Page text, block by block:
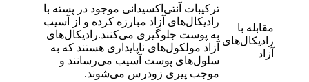
مقابله با
رادیکال‌های
آزاد
ترکیبات آنتی‌اکسیدانی موجود در پسته با
رادیکال‌های آزاد مبارزه کرده و از آسیب
به پوست جلوگیری می‌کنند.رادیکال‌های
آزاد مولکول‌های ناپایداری هستند که به
سلول‌های پوست آسیب می‌رسانند و
موجب پیری زودرس می‌شوند.